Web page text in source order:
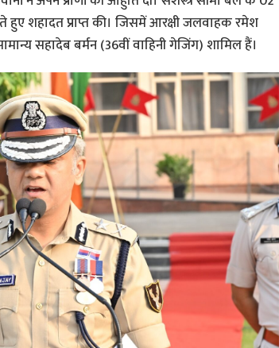
हुए शहादत प्राप्त की। जिसमें आरक्षी जलवाहक रमेश
सहादेब बर्मन (36वीं वाहिनी गेजिंग) शामिल हैं।